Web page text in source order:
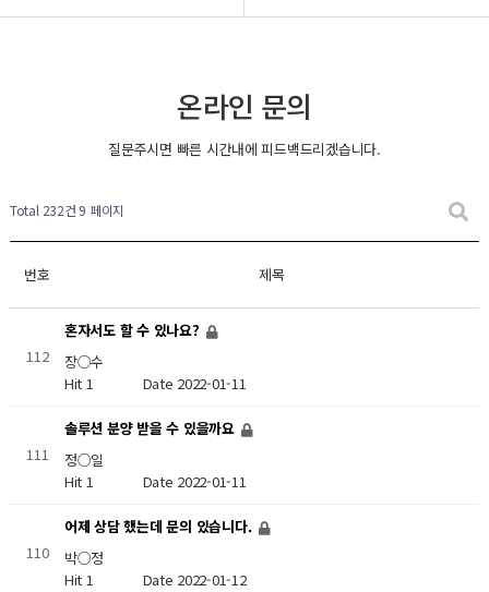
온라인 문의
질문주시면 빠른 시간내에 피드백드리겠습니다.
Total 232건 9 페이지
번호 제목
112
혼자서도 할 수 있나요?
장○수
Hit 1 Date 2022-01-11
111
솔루션 분양 받을 수 있을까요
정○일
Hit 1 Date 2022-01-11
110
어제 상담 했는데 문의 있습니다.
박○정
Hit 1 Date 2022-01-12